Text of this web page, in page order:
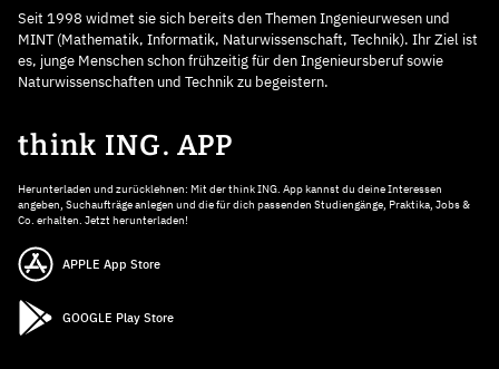
Seit 1998 widmet sie sich bereits den Themen Ingenieurwesen und
MINT (Mathematik, Informatik, Naturwissenschaft, Technik). Ihr Ziel ist
es, junge Menschen schon frühzeitig für den Ingenieursberuf sowie
Naturwissenschaften und Technik zu begeistern.
think ING. APP
Herunterladen und zurücklehnen: Mit der think ING. App kannst du deine Interessen
angeben, Suchaufträge anlegen und die für dich passenden Studiengänge, Praktika, Jobs &
Co. erhalten. Jetzt herunterladen!
APPLE App Store
GOOGLE Play Store